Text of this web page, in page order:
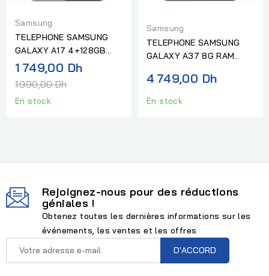
Samsung
TELEPHONE SAMSUNG
GALAXY A17 4+128GB
GRAY
1 749,00 DhPrix
1 990,00 Dh
En stock
Samsung
TELEPHONE SAMSUNG
GALAXY A37 8G RAM
GRAYGREEN
4 749,00 Dh
En stock
Rejoignez-nous pour des réductions
géniales !
Obtenez toutes les dernières informations sur les
événements, les ventes et les offres